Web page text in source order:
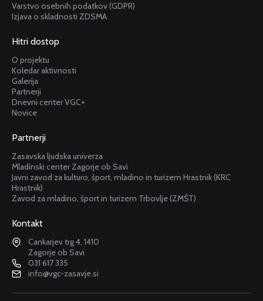
Varstvo osebnih podatkov (GDPR)
Izjava o skladnosti ZDSMA
Hitri dostop
O projektu
Koledar aktivnosti
Galerija
Partnerji
Dnevni center VGC+
Novice
Partnerji
Zasavska ljudska univerza
Mladinski center Zagorje ob Savi
Javni zavod za kulturo, šport, mladino in turizem Hrastnik (KRC
Hrastnik)
Zavod za mladino, šport in turizem Trbovlje (ZMŠT)
Kontakt
Cankarjev trg 4, 1410
Zagorje ob Savi
031 617 335
info@vgc-zasavje.si